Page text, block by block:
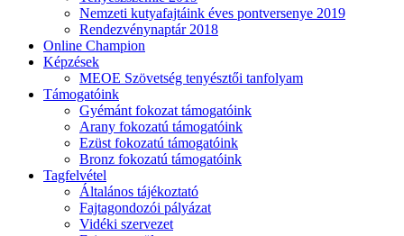
Nemzeti kutyafajtáink éves pontversenye 2019
Rendezvénynaptár 2018
Online Champion
Képzések
MEOE Szövetség tenyésztői tanfolyam
Támogatóink
Gyémánt fokozat támogatóink
Arany fokozatú támogatóink
Ezüst fokozatú támogatóink
Bronz fokozatú támogatóink
Tagfelvétel
Általános tájékoztató
Fajtagondozói pályázat
Vidéki szervezet